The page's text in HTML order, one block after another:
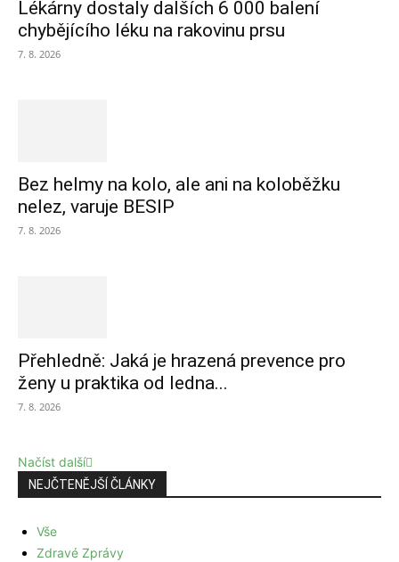
Lékárny dostaly dalších 6 000 balení
chybějícího léku na rakovinu prsu
7. 8. 2026
Bez helmy na kolo, ale ani na koloběžku
nelez, varuje BESIP
7. 8. 2026
Přehledně: Jaká je hrazená prevence pro
ženy u praktika od ledna...
7. 8. 2026
Načíst další
NEJČTENĚJŠÍ ČLÁNKY
Vše
Zdravé Zprávy